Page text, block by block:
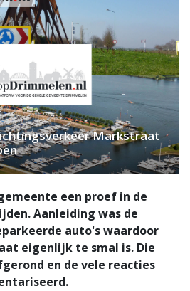
Markstraat
een proef in de
Aanleiding was de
auto's waardoor
eigenlijk te smal is. Die
en de vele reacties